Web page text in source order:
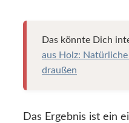
Das könnte Dich
aus Holz:
draußen
Das Ergebnis ist ein